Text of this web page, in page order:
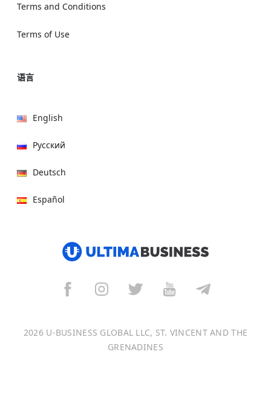
Terms and Conditions
Terms of Use
语言
English
Русский
Deutsch
Español
Français
2026 U-BUSINESS GLOBAL LLC, ST. VINCENT AND THE
GRENADINES